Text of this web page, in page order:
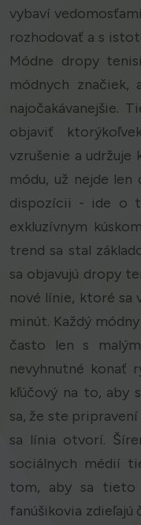
vybaví
rozhodovať a s
Módne dropy
módnych značiek,
najočakávanejšie.
objaviť
vzrušenie a udržuje
módu, už nejde
dispozícii - ide o
exkluzívnym
trend sa stal
sa objavujú dropy
nové línie, ktoré sa
minút. Každý
často len s
nevyhnutné konať
kľúčový na to, aby
sa, že ste
sa línia otvorí.
sociálnych médií
tom, aby sa tieto
fanúšikovia zdieľajú